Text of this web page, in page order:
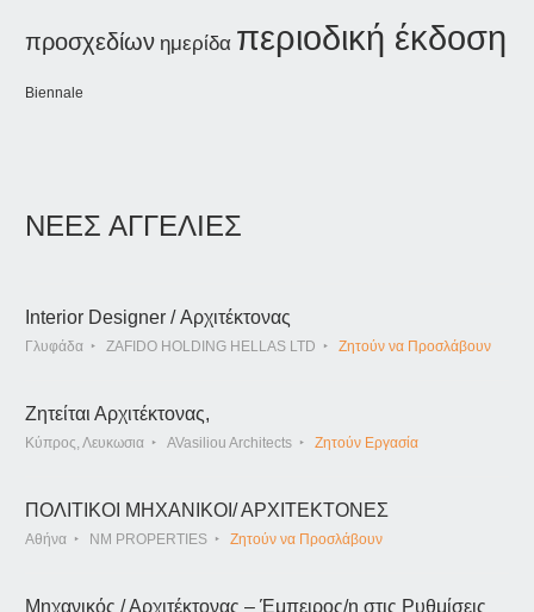
προσχεδίων ημερίδα περιοδική έκδοση
Biennale
ΝΕΕΣ ΑΓΓΕΛΙΕΣ
Interior Designer / Αρχιτέκτονας
Γλυφάδα ZAFIDO HOLDING HELLAS LTD Ζητούν να Προσλάβουν
Ζητείται Αρχιτέκτονας,
Κύπρος, Λευκωσια AVasiliou Architects Ζητούν Εργασία
ΠΟΛΙΤΙΚΟΙ ΜΗΧΑΝΙΚΟΙ/ ΑΡΧΙΤΕΚΤΟΝΕΣ
Αθήνα NM PROPERTIES Ζητούν να Προσλάβουν
Μηχανικός / Αρχιτέκτονας – Έμπειρος/η στις Ρυθμίσεις